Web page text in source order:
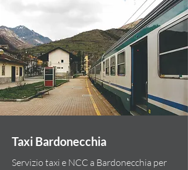
Taxi Bardonecchia
Servizio taxi e NCC a Bardonecchia per